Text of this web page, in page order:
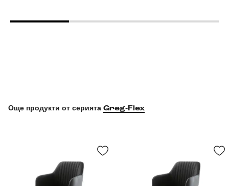
Още продукти от серията Greg-Flex